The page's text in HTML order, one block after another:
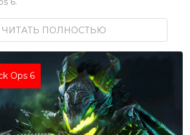
ЧИТАТЬ ПОЛНОСТЬЮ
Ops 6